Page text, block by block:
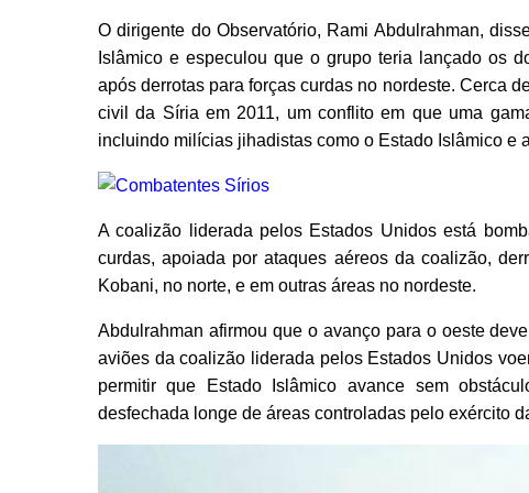
O dirigente do Observatório, Rami Abdulrahman,
Islâmico e especulou que o grupo teria lançado os
após derrotas para forças curdas no nordeste. Cerca
civil da Síria em 2011, um conflito em que uma
incluindo milícias jihadistas como o Estado Islâmico e
A coalizão liderada pelos Estados Unidos está
curdas, apoiada por ataques aéreos da coalizão,
Kobani, no norte, e em outras áreas no nordeste.
Abdulrahman afirmou que o avanço para o oeste
aviões da coalizão liderada pelos Estados Unidos
permitir que Estado Islâmico avance sem
desfechada longe de áreas controladas pelo exército